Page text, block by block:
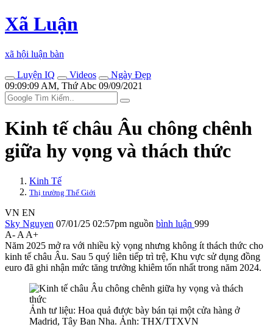
Xã Luận
xã hội luận bàn
Luyện IQ
Videos
Ngày Đẹp
09:09:09 AM, Thứ Abc 09/09/2021
Kinh tế châu Âu chông chênh
giữa hy vọng và thách thức
Kinh Tế
Thị trường Thế Giới
VN EN
Sky Nguyen 07/01/25 02:57pm nguồn bình luận 999
A- A A+
Năm 2025 mở ra với nhiều kỳ vọng nhưng không ít thách thức cho
kinh tế châu Âu. Sau 5 quý liên tiếp trì trệ, Khu vực sử dụng đồng
euro đã ghi nhận mức tăng trưởng khiêm tốn nhất trong năm 2024.
Ảnh tư liệu: Hoa quả được bày bán tại một cửa hàng ở
Madrid, Tây Ban Nha. Ảnh: THX/TTXVN